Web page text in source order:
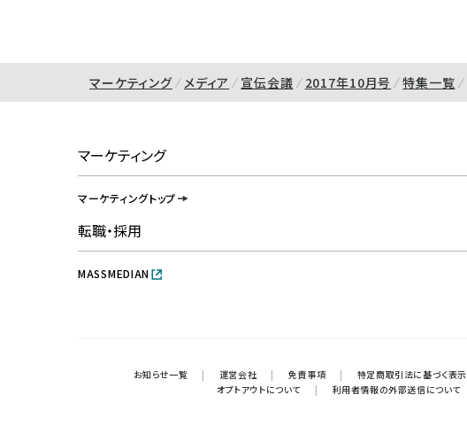
マーケティング メディア 宣伝会議 2017年10月号 特集一覧
マーケティング
マーケティングトップ
転職・採用
MASSMEDIAN
お知らせ一覧 | 運営会社 | 免責事項 | 特定商取引法に基づく表示
オプトアウトについて
| 利用者情報の外部送信について